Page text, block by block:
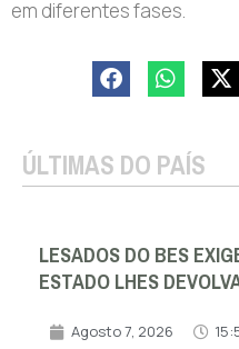
em diferentes fases.
ÚLTIMAS DO PAÍS
LESADOS DO BES
ESTADO LHES
Agosto 7, 2026